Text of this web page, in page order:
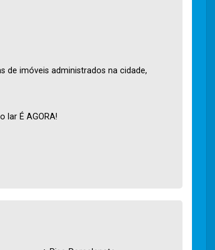
de imóveis administrados na cidade,
lar É AGORA!